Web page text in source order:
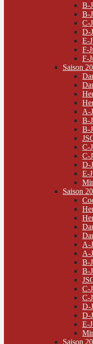
B-
B-
C-
D-
E-
F-
F-
Saison
A-
B-
B-
C-
C-
D-
E-
Saison
A-
A-
B-
B-
C-
C-
D-
D-
E-
Saison